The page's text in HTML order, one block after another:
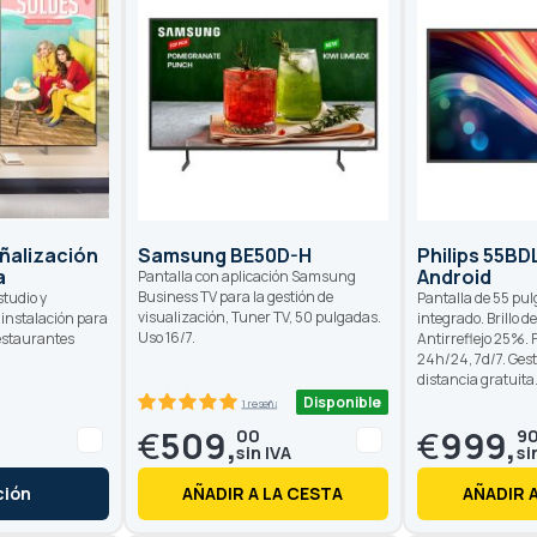
y
para
Samsung BE50D-H
Pantalla con aplicación Samsung
Business TV para la gestión de
visualización, Tuner TV, 50 pulgadas.
Uso 16/7.
1 reseñas Disponible
€509,00
AÑADIR A LA CESTA
Philips
Android
Pantalla de 55
integrado. Brillo
Antirreflejo 25%.
24h/24, 7d/7.
distancia gratuita.
€999,90
AÑADIR